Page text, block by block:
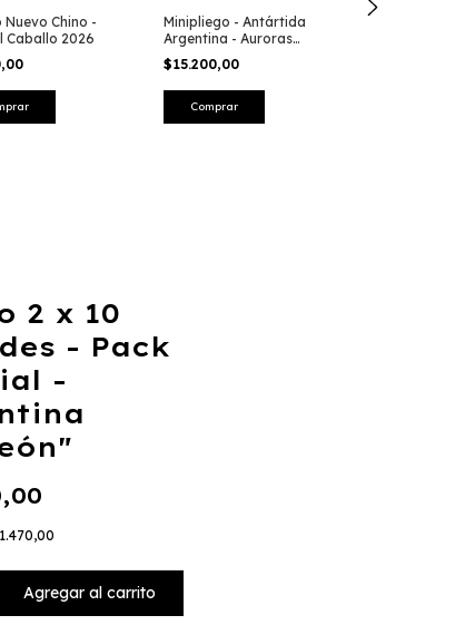
Nuevo Chino -
Caballo 2026
Minipliego - Antártida
Argentina - Auroras
Australes 2026
$15.200,00
2 x 10
- Pack
-